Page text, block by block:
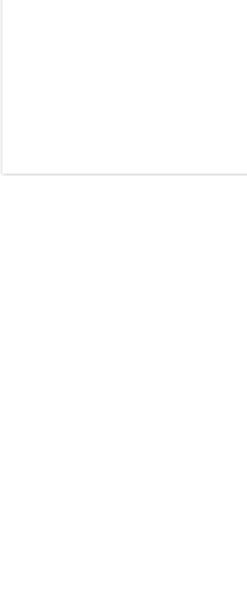
e